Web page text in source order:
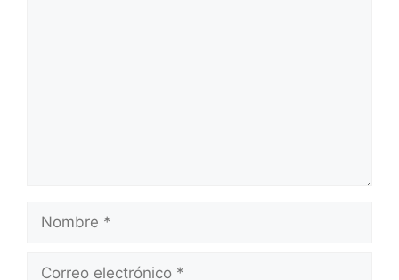
Nombre
Correo